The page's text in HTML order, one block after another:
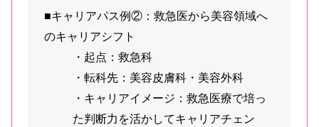
■キャリアパス例②：救急医から美容領域へ
のキャリアシフト
・起点：救急科
・転科先：美容皮膚科・美容外科
・キャリアイメージ：救急医療で培っ
た判断力を活かしてキャリアチェン